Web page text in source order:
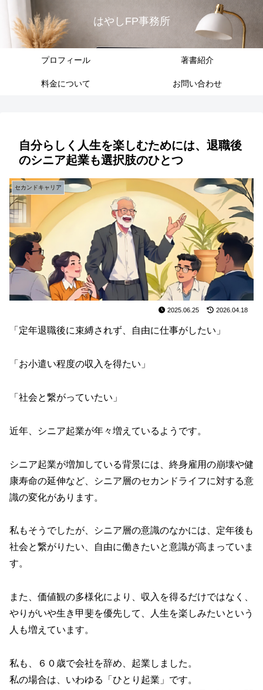
はやしFP事務所
プロフィール 著書紹介
料金について お問い合わせ
自分らしく人生を楽しむためには、退職後
のシニア起業も選択肢のひとつ
セカンドキャリア
2025.06.25 2026.04.18
「定年退職後に束縛されず、自由に仕事がしたい」
「お小遣い程度の収入を得たい」
「社会と繋がっていたい」
近年、シニア起業が年々増えているようです。
シニア起業が増加している背景には、終身雇用の崩壊や健
康寿命の延伸など、シニア層のセカンドライフに対する意
識の変化があります。
私もそうでしたが、シニア層の意識のなかには、定年後も
社会と繋がりたい、自由に働きたいと意識が高まっていま
す。
また、価値観の多様化により、収入を得るだけではなく、
やりがいや生き甲斐を優先して、人生を楽しみたいという
人も増えています。
私も、６０歳で会社を辞め、起業しました。
私の場合は、いわゆる「ひとり起業」です。